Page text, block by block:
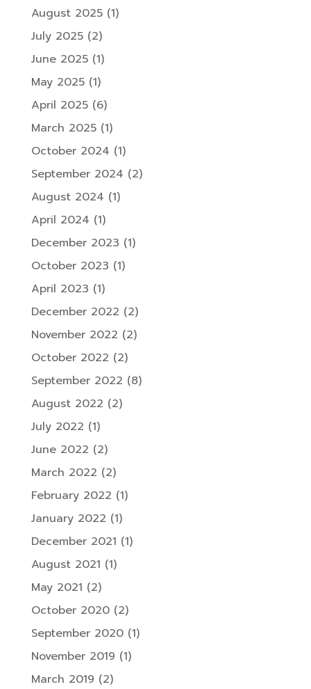
August 2025(1)
July 2025(2)
June 2025(1)
May 2025(1)
April 2025(6)
March 2025(1)
October 2024 (1)
September 2024 (2)
August 2024 (1)
April 2024 (1)
December 2023 (1)
October 2023 (1)
April 2023 (1)
December 2022 (2)
November 2022 (2)
October 2022 (2)
September 2022 (8)
August 2022 (2)
July 2022 (1)
June 2022 (2)
March 2022 (2)
February 2022 (1)
January 2022 (1)
December 2021 (1)
August 2021 (1)
May 2021 (2)
October 2020(2)
September 2020(1)
November 2019 (1)
March 2019 (2)